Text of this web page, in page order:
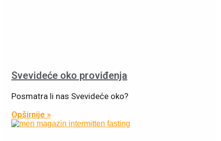
Svevideće oko proviđenja
Posmatra li nas Svevideće oko?
Opširnije »